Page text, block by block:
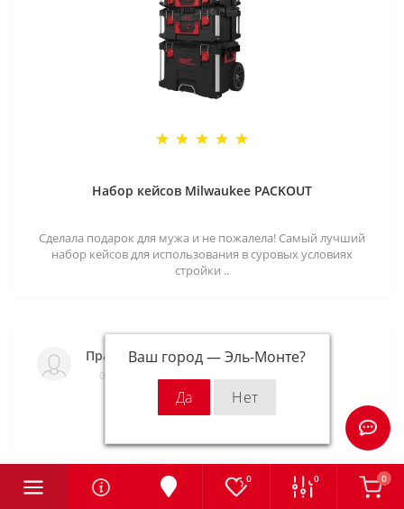
Ваш город —Эль-Монте?
0 0 0
Набор кейсов Milwaukee PACKOUT
Сделала подарок для мужа и не пожалела! Самый лучший
набор кейсов для использования в суровых условиях
стройки ..
Правдолюб
06.07.2021